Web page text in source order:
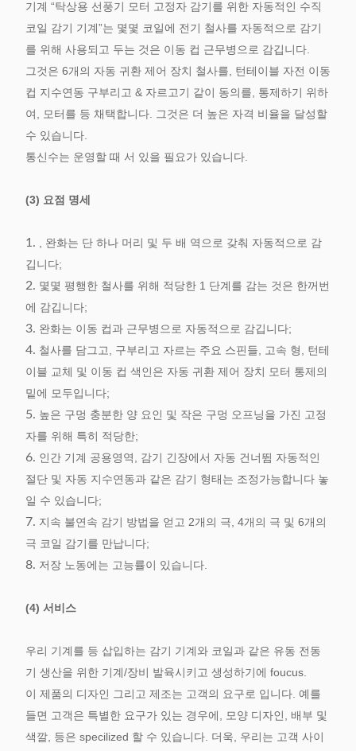
기계 “탁상용 선풍기 모터 고정자 감기를 위한 자동적인 수직
코일 감기 기계”는 몇몇 코일에 전기 철사를 자동적으로 감기
를 위해 사용되고 두는 것은 이동 컵 근무병으로 감깁니다.
그것은 6개의 자동 귀환 제어 장치 철사를, 턴테이블 자전 이동
컵 지수연동 구부리고 & 자르고기 같이 동의를, 통제하기 위하
여, 모터를 등 채택합니다. 그것은 더 높은 자격 비율을 달성할
수 있습니다.
통신수는 운영할 때 서 있을 필요가 있습니다.
(3) 요점 명세
1.
, 완화는 단 하나 머리 및 두 배 역으로 갖춰 자동적으로 감
깁니다;
2. 몇몇 평행한 철사를 위해 적당한 1 단계를 감는 것은 한꺼번
에 감깁니다;
3. 완화는 이동 컵과 근무병으로 자동적으로 감깁니다;
4. 철사를 담그고, 구부리고 자르는 주요 스핀들, 고속 형, 턴테
이블 교체 및 이동 컵 색인은 자동 귀환 제어 장치 모터 통제의
밑에 모두입니다;
5. 높은 구멍 충분한 양 요인 및 작은 구멍 오프닝을 가진 고정
자를 위해 특히 적당한;
6. 인간 기계 공용영역, 감기 긴장에서 자동 건너뜀 자동적인
절단 및 자동 지수연동과 같은 감기 형태는 조정가능합니다 놓
일 수 있습니다;
7. 지속 불연속 감기 방법을 얻고 2개의 극, 4개의 극 및 6개의
극 코일 감기를 만납니다;
8. 저장 노동에는 고능률이 있습니다.
(4) 서비스
우리 기계를 등 삽입하는 감기 기계와 코일과 같은 유동 전동
기 생산을 위한 기계/장비 발육시키고 생성하기에 foucus.
이 제품의 디자인 그리고 제조는 고객의 요구로 입니다. 예를
들면 고객은 특별한 요구가 있는 경우에, 모양 디자인, 배부 및
색깔, 등은 specilized 할 수 있습니다. 더욱, 우리는 고객 사이